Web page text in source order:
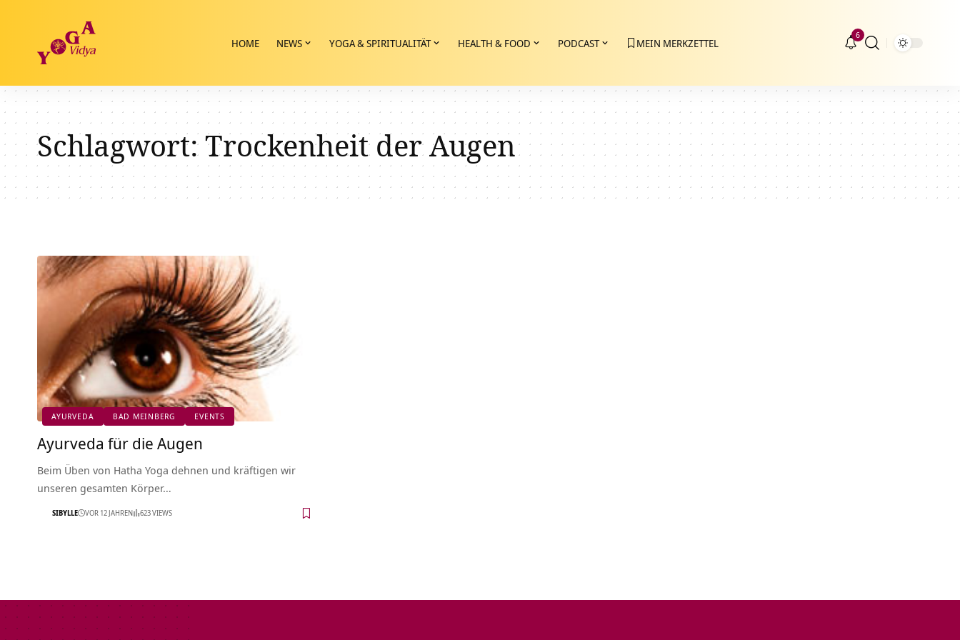
HOME NEWS YOGA & SPIRITUALITÄT HEALTH & FOOD PODCAST MEIN MERKZETTEL
6
Schlagwort:Trockenheit der Augen
AYURVEDA BAD MEINBERG EVENTS
Ayurveda für die Augen
Beim Üben von Hatha Yoga dehnen und kräftigen wir
unseren gesamten Körper…
SIBYLLE VOR 12 JAHREN 623 VIEWS